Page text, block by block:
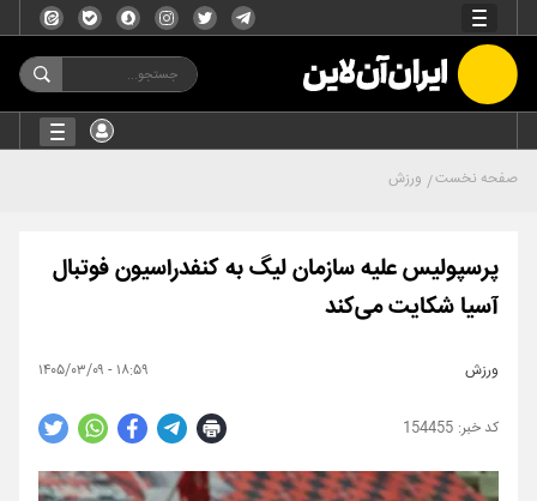
صفحه نخست ورزش
پرسپولیس علیه سازمان لیگ به کنفدراسیون فوتبال
آسیا شکایت می‌کند
ورزش ۱۸:۵۹ - ۱۴۰۵/۰۳/۰۹
154455